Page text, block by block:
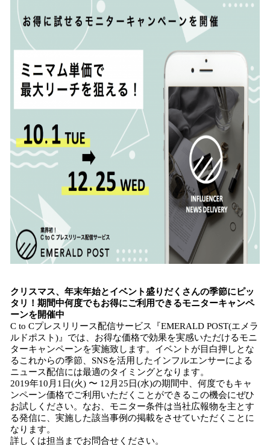
クリスマス、年末年始とイベント盛りだくさんの季節にピッ
タリ！期間中何度でもお得にご利用できるモニターキャンペ
ーンを開催中
C to Cプレスリリース配信サービス『EMERALD POST(エメラ
ルドポスト)』では、お得な価格で効果を実感いただけるモニ
ターキャンペーンを実施致します。イベントが目白押しとな
るこれからの季節、SNSを活用したインフルエンサーによる
ニュース配信には最適のタイミングとなります。
2019年10月1日(火) 〜 12月25日(水)の期間中、何度でもキャ
ンペーン価格でご利用いただくことができるこの機会にぜひ
お試しください。なお、モニター条件は当社広報物を主とす
る発信に、実施した該当事例の掲載をさせていただくことに
なります。
詳しくは担当までお問合せください。